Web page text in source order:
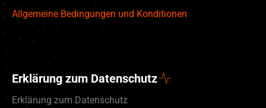
Allgemeine Bedingungen und Konditionen
Erklärung zum Datenschutz
Erklärung zum Datenschutz